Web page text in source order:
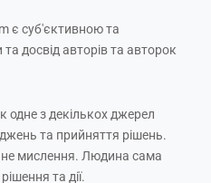
є суб'єктивною та
досвід авторів та авторок
одне з декількох джерел
та прийняття рішень.
мислення. Людина сама
та дії.